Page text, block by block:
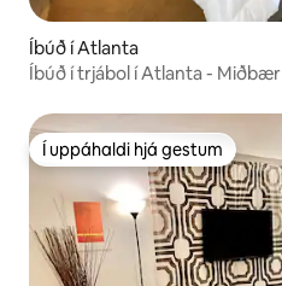
Íbúð í Atlanta
Íbúð í trjábol í Atlanta - Miðbær
Í uppáhaldi hjá gestum
Í uppáhaldi hjá gestum